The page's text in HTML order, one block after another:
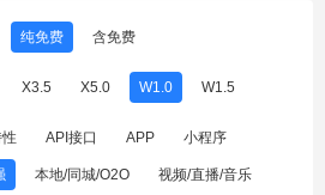
纯免费 含免费
X3.5 X5.0 W1.0 W1.5
API接口 APP 小程序
本地/同城/O2O 视频/直播/音乐